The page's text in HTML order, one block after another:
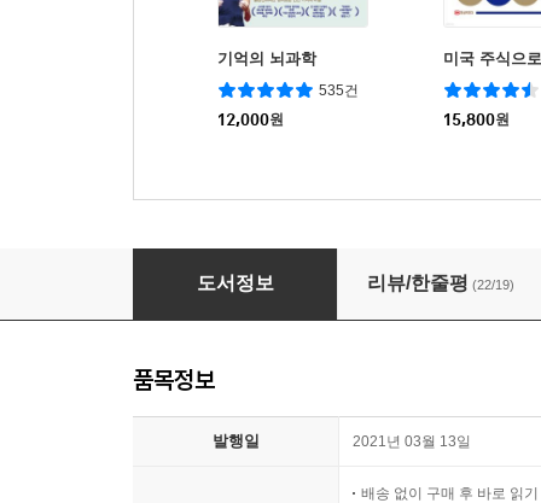
기억의 뇌과학
535건
12,000원
미국 주식으
15,800원
에세이 만드는 법
도서정보 리뷰/한줄평 (22/19)
품목정보
발행일 2021년 03월 13일
배송 없이 구매 후 바로 읽기